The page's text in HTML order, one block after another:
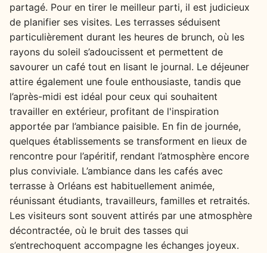
partagé. Pour en tirer le meilleur parti, il est judicieux
de planifier ses visites. Les terrasses séduisent
particulièrement durant les heures de brunch, où les
rayons du soleil s’adoucissent et permettent de
savourer un café tout en lisant le journal. Le déjeuner
attire également une foule enthousiaste, tandis que
l’après-midi est idéal pour ceux qui souhaitent
travailler en extérieur, profitant de l'inspiration
apportée par l’ambiance paisible. En fin de journée,
quelques établissements se transforment en lieux de
rencontre pour l’apéritif, rendant l’atmosphère encore
plus conviviale. L’ambiance dans les cafés avec
terrasse à Orléans est habituellement animée,
réunissant étudiants, travailleurs, familles et retraités.
Les visiteurs sont souvent attirés par une atmosphère
décontractée, où le bruit des tasses qui
s’entrechoquent accompagne les échanges joyeux.